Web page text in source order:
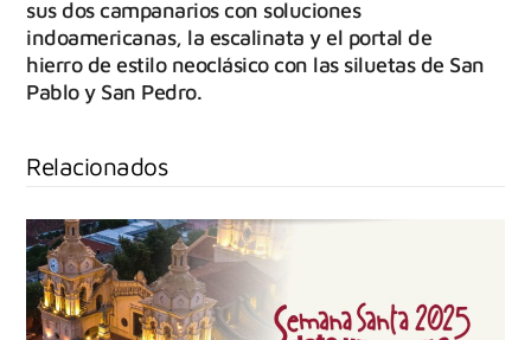
sus dos campanarios con soluciones
indoamericanas, la escalinata y el portal de
hierro de estilo neoclásico con las siluetas de San
Pablo y San Pedro.
Relacionados